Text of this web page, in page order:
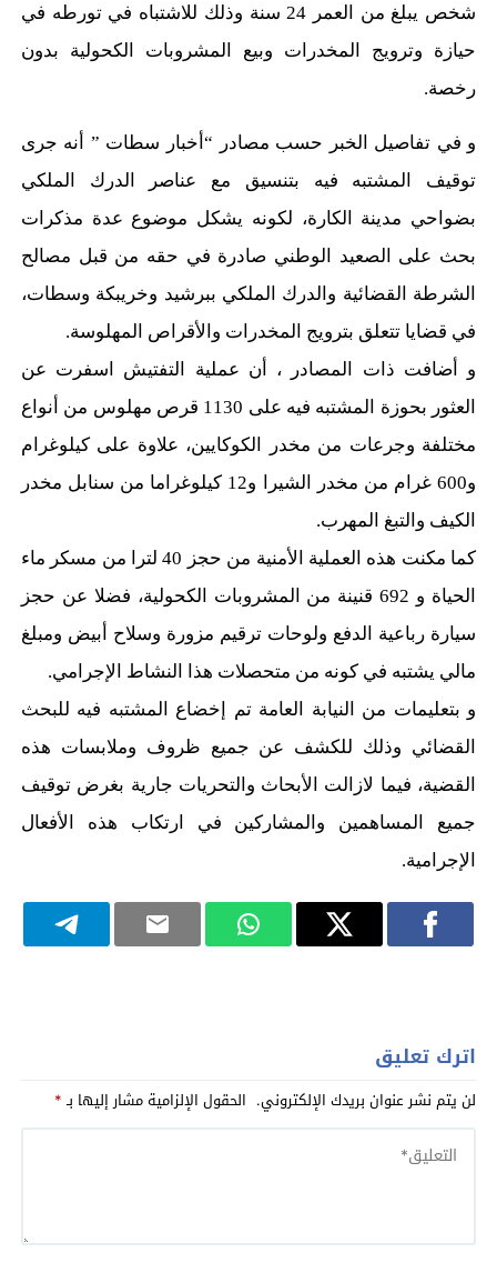
شخص يبلغ من العمر 24 سنة وذلك للاشتباه في تورطه في
حيازة وترويج المخدرات وبيع المشروبات الكحولية بدون
رخصة.
و في تفاصيل الخبر حسب مصادر “أخبار سطات ” أنه جرى
توقيف المشتبه فيه بتنسيق مع عناصر الدرك الملكي
بضواحي مدينة الكارة، لكونه يشكل موضوع عدة مذكرات
بحث على الصعيد الوطني صادرة في حقه من قبل مصالح
الشرطة القضائية والدرك الملكي ببرشيد وخريبكة وسطات،
في قضايا تتعلق بترويج المخدرات والأقراص المهلوسة.
و أضافت ذات المصادر ، أن عملية التفتيش اسفرت عن
العثور بحوزة المشتبه فيه على 1130 قرص مهلوس من أنواع
مختلفة وجرعات من مخدر الكوكايين، علاوة على كيلوغرام
و600 غرام من مخدر الشيرا و12 كيلوغراما من سنابل مخدر
الكيف والتبغ المهرب.
كما مكنت هذه العملية الأمنية من حجز 40 لترا من مسكر ماء
الحياة و 692 قنينة من المشروبات الكحولية، فضلا عن حجز
سيارة رباعية الدفع ولوحات ترقيم مزورة وسلاح أبيض ومبلغ
مالي يشتبه في كونه من متحصلات هذا النشاط الإجرامي.
و بتعليمات من النيابة العامة تم إخضاع المشتبه فيه للبحث
القضائي وذلك للكشف عن جميع ظروف وملابسات هذه
القضية، فيما لازالت الأبحاث والتحريات جارية بغرض توقيف
جميع المساهمين والمشاركين في ارتكاب هذه الأفعال
الإجرامية.
اترك تعليق
لن يتم نشر عنوان بريدك الإلكتروني. الحقول الإلزامية مشار إليها بـ*